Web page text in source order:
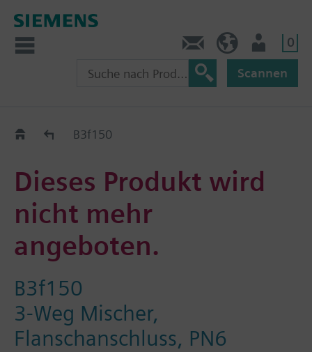
0
Scannen
Old2NewB3f150
Dieses Produkt wird
nicht mehr
angeboten.
B3f150
3-Weg Mischer,
Flanschanschluss, PN6